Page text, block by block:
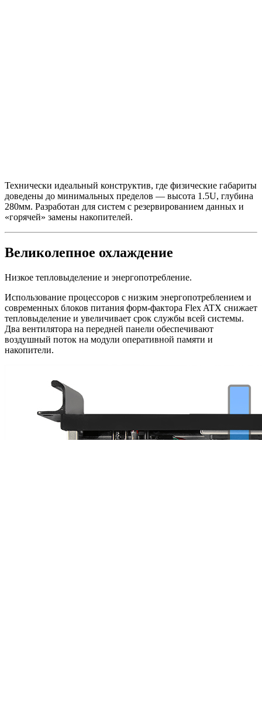
Технически идеальный конструктив, где физические габариты
доведены до минимальных пределов — высота 1.5U, глубина
280мм. Разработан для систем с резервированием данных и
«горячей» замены накопителей.
Великолепное охлаждение
Низкое тепловыделение и энергопотребление.
Использование процессоров с низким энергопотреблением и
современных блоков питания форм-фактора Flex ATX снижает
тепловыделение и увеличивает срок службы всей системы.
Два вентилятора на передней панели обеспечивают
воздушный поток на модули оперативной памяти и
накопители.